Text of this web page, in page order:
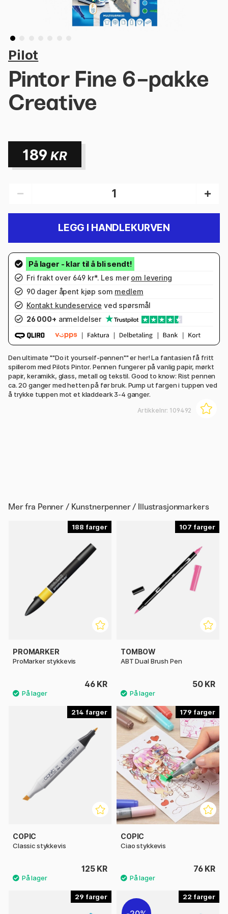
Pilot
Pintor Fine 6-pakke
Creative
189 KR
LEGG I HANDLEKURVEN
Fri frakt over 649 kr*. Les mer om levering
90 dager åpent kjøp som medlem
Kontakt kundeservice ved spørsmål
26 000+ anmeldelser
Den ultimate ""Do it yourself-pennen"" er her! La fantasien få fritt
spillerom med Pilots Pintor. Pennen fungerer på vanlig papir, mørkt
papir, keramikk, glass, metall og tekstil. Good to know: Rist pennen
ca. 20 ganger med hetten på før bruk. Pump ut fargen i tuppen ved
å trykke tuppen mot et kladdeark 3-4 ganger.
Artikkelnr: 109492
Mer fra Penner / Kunstnerpenner / Illustrasjonmarkers
188
PROMARKER
ProMarker stykkevis
46 KR
107
TOMBOW
ABT Dual Brush Pen
50 KR
214
COPIC
Classic stykkevis
125 KR
179
COPIC
Ciao stykkevis
76 KR
29 22